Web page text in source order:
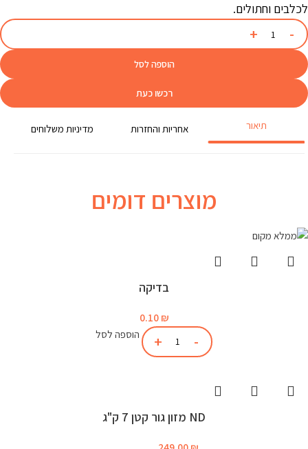
לכלבים וחתולים.
הוספה לסל
רכשו כעת
תיאור אחריות והחזרות מדיניות משלוחים
מוצרים דומים
בדיקה
0.10 ₪
הוספה לסל
ND מזון גור קטן 7 ק"ג